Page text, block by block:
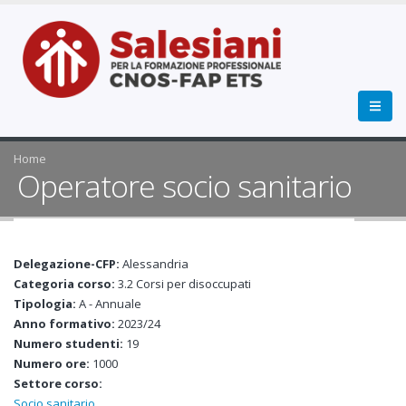
Home
Operatore socio sanitario
Delegazione-CFP: Alessandria
Categoria corso: 3.2 Corsi per disoccupati
Tipologia: A - Annuale
Anno formativo: 2023/24
Numero studenti: 19
Numero ore: 1000
Settore corso: